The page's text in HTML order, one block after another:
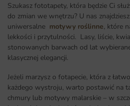
Szukasz fototapety, która będzie Ci
do zmian we wnętrzu? U nas
uniwersalne motywy roślinne, które
lekkości i przytulności. Lasy, liście,
stonowanych barwach od lat
klasycznej elegancji.
Jeżeli marzysz o fotapecie, która z
każdego wystroju, warto postawić na
chmury lub motywy malarskie – w